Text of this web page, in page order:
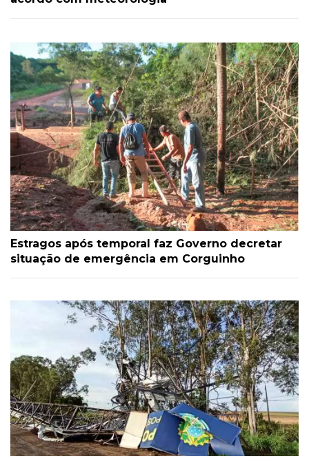
Estragos após temporal faz Governo decretar
situação de emergência em Corguinho